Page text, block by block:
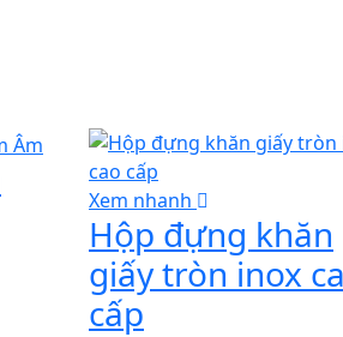
Xem nhanh
Hộp đựng khăn
giấy tròn inox
cấp